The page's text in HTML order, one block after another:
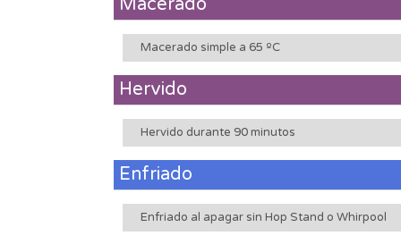
Macerado simple a 65 ºC
Hervido
Hervido durante 90 minutos
Enfriado
Enfriado al apagar sin Hop Stand o Whirpool